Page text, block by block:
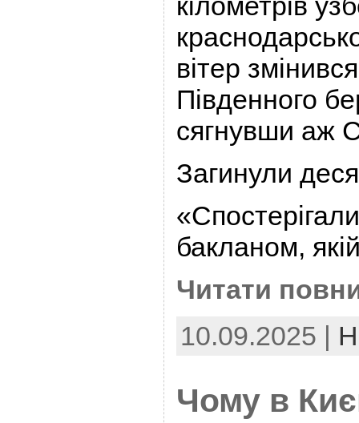
вітер
Південного
сягнувши аж
Загинули
бакланом,
Читати
10.09.2025 |
Чому в